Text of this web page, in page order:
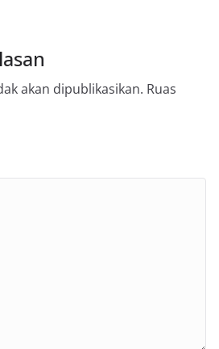
akan dipublikasikan. Ruas